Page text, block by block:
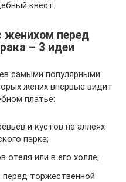
квест.
женихом перед
– 3 идеи
самыми популярными
жених впервые видит
платье:
и кустов на аллеях
парка;
отеля или в его холле;
перед торжественной